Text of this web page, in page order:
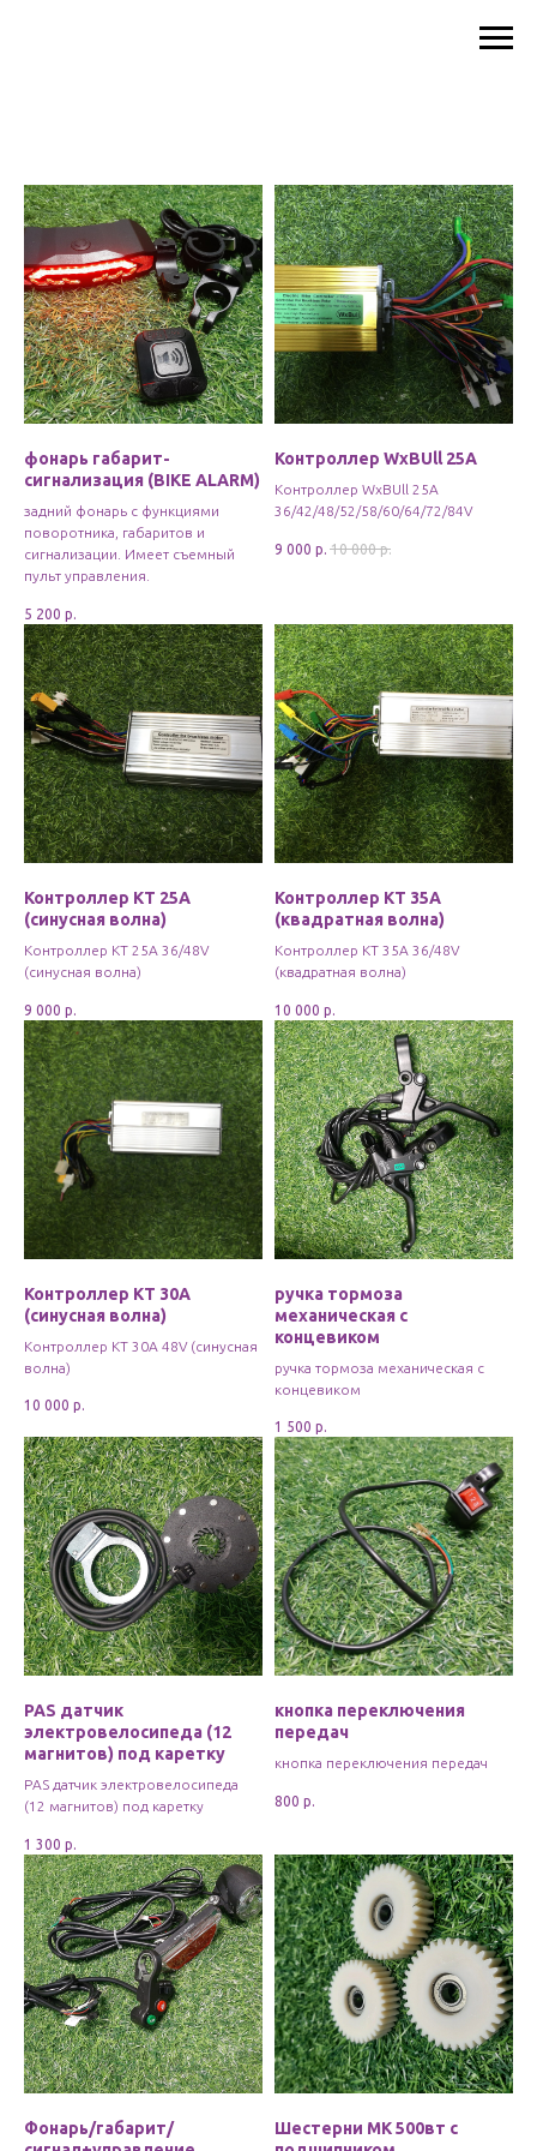
фонарь габарит-
сигнализация (BIKE ALARM)
задний фонарь с функциями
поворотника, габаритов и
сигнализации. Имеет съемный
пульт управления.
5 200 р.
Контроллер WxBUll 25A
Контроллер WxBUll 25A
36/42/48/52/58/60/64/72/84V
9 000 р. 10 000 р.
Контроллер КТ 25А
(синусная волна)
Контроллер KT 25A 36/48V
(синусная волна)
9 000 р.
Контроллер KT 35A
(квадратная волна)
Контроллер KT 35A 36/48V
(квадратная волна)
10 000 р.
Контроллер KT 30A
(синусная волна)
Контроллер KT 30A 48V (синусная
волна)
10 000 р.
ручка тормоза
механическая с
концевиком
ручка тормоза механическая с
концевиком
1 500 р.
PAS датчик
электровелосипеда (12
магнитов) под каретку
PAS датчик электровелосипеда
(12 магнитов) под каретку
1 300 р.
кнопка переключения
передач
кнопка переключения передач
800 р.
Фонарь/габарит/
Шестерни МК 500вт с